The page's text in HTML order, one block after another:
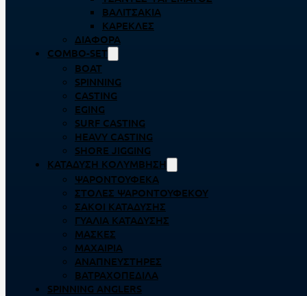
ΒΑΛΙΤΣΆΚΙΑ
ΚΑΡΈΚΛΕΣ
ΔΙΆΦΟΡΑ
COMBO-SET
BOAT
SPINNING
CASTING
EGING
SURF CASTING
HEAVY CASTING
SHORE JIGGING
ΚΑΤΆΔΥΣΗ ΚΟΛΎΜΒΗΣΗ
ΨΑΡΟΝΤΟΎΦΕΚΑ
ΣΤΟΛΈΣ ΨΑΡΟΝΤΟΎΦΕΚΟΥ
ΣΆΚΟΙ ΚΑΤΆΔΥΣΗΣ
ΓΥΑΛΙΆ ΚΑΤΆΔΥΣΗΣ
ΜΆΣΚΕΣ
ΜΑΧΑΊΡΙΑ
ΑΝΑΠΝΕΥΣΤΉΡΕΣ
ΒΑΤΡΑΧΟΠΈΔΙΛΑ
SPINNING ANGLERS